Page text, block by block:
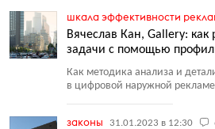
шкала эффективности
Вячеслав Кан, Gallery:
задачи с помощью
Как методика анализа и
в цифровой наружной
законы 31.01.2023 в 12:30